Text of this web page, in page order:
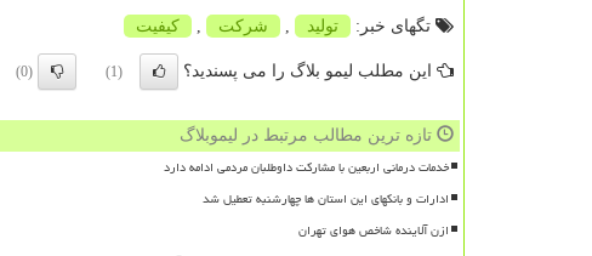
تگهای خبر: تولید شركت كیفیت
این مطلب لیمو بلاگ را می پسندید؟ (1)
(0)
تازه ترین مطالب مرتبط در لیموبلاگ
خدمات درمانی اربعین با مشارکت داوطلبان مردمی ادامه دارد
ادارات و بانکهای این استان ها چهارشنبه تعطیل شد
ازن آلاینده شاخص هوای تهران